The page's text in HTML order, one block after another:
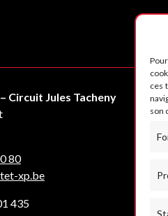
ces
son
Circuit Jules Tacheny
80
xp.be
435